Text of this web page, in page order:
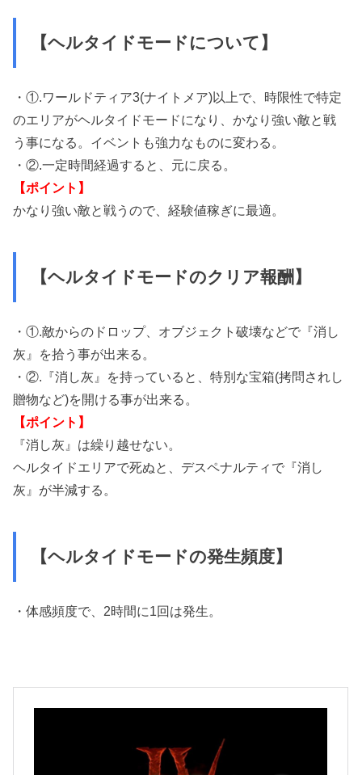
【ヘルタイドモードについて】
・①.ワールドティア3(ナイトメア)以上で、時限性で特定
のエリアがヘルタイドモードになり、かなり強い敵と戦
う事になる。イベントも強力なものに変わる。
・②.一定時間経過すると、元に戻る。
【ポイント】
かなり強い敵と戦うので、経験値稼ぎに最適。
【ヘルタイドモードのクリア報酬】
・①.敵からのドロップ、オブジェクト破壊などで『消し
灰』を拾う事が出来る。
・②.『消し灰』を持っていると、特別な宝箱(拷問されし
贈物など)を開ける事が出来る。
【ポイント】
『消し灰』は繰り越せない。
ヘルタイドエリアで死ぬと、デスペナルティで『消し
灰』が半減する。
【ヘルタイドモードの発生頻度】
・体感頻度で、2時間に1回は発生。